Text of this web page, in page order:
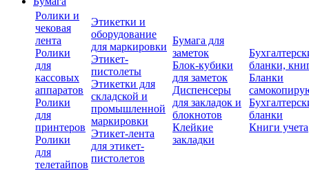
Ролики и
чековая
лента
Ролики
для
кассовых
аппаратов
Ролики
для
принтеров
Ролики
для
телетайпов
Этикетки и
оборудование
для маркировки
Этикет-
пистолеты
Этикетки для
складской и
промышленной
маркировки
Этикет-лента
для этикет-
пистолетов
Бумага для
заметок
Блок-кубики
для заметок
Диспенсеры
для закладок и
блокнотов
Клейкие
закладки
бланки,
Бланки
бланки
Книги учета